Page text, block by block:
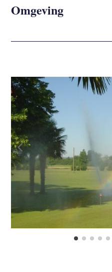
Omgeving